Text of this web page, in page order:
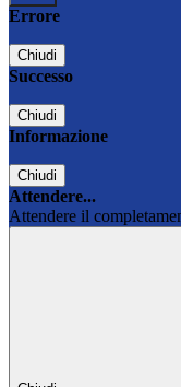
Errore
Chiudi
Successo
Chiudi
Informazione
Chiudi
Attendere...
Attendere il